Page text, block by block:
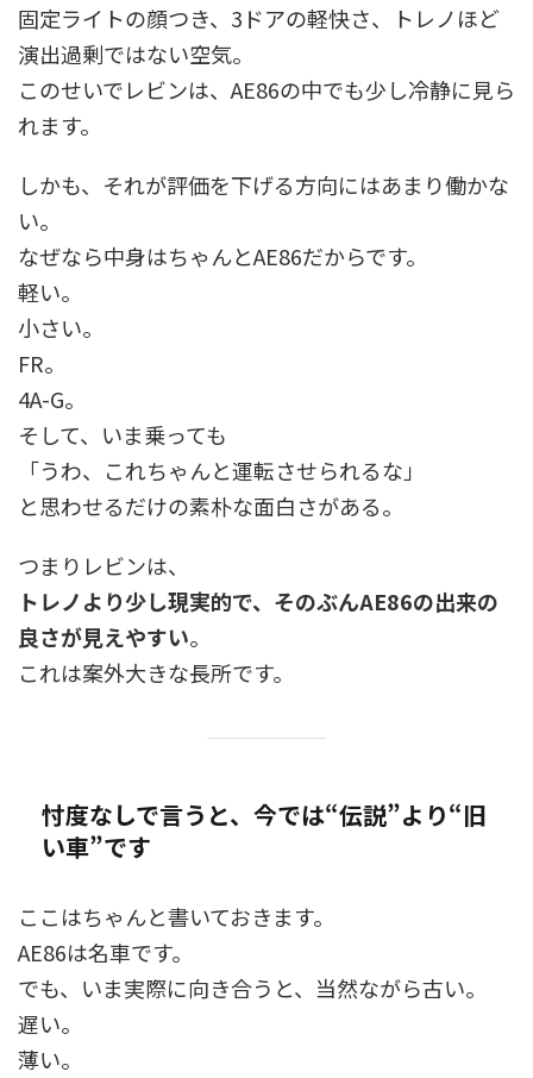
固定ライトの顔つき、3ドアの軽快さ、トレノほど
演出過剰ではない空気。
このせいでレビンは、AE86の中でも少し冷静に見ら
れます。
しかも、それが評価を下げる方向にはあまり働かな
い。
なぜなら中身はちゃんとAE86だからです。
軽い。
小さい。
FR。
4A-G。
そして、いま乗っても
「うわ、これちゃんと運転させられるな」
と思わせるだけの素朴な面白さがある。
つまりレビンは、
トレノより少し現実的で、そのぶんAE86の出来の
良さが見えやすい。
これは案外大きな長所です。
忖度なしで言うと、今では“伝説”より“旧
い車”です
ここはちゃんと書いておきます。
AE86は名車です。
でも、いま実際に向き合うと、当然ながら古い。
遅い。
薄い。